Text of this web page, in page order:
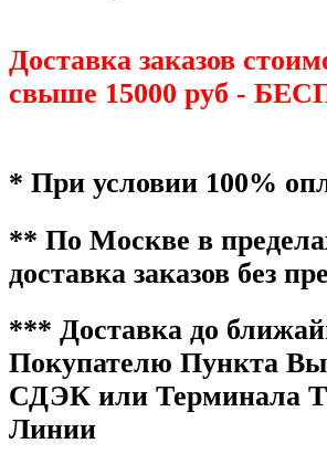
Доставка заказов
свыше 15000 руб -
* При условии 100%
** По Москве в
доставка заказов без
*** Доставка до
Покупателю Пункта
СДЭК или Терминала
Линии